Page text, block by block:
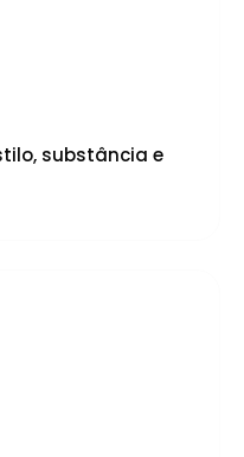
substância e